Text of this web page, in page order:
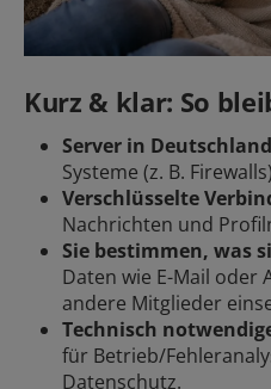
Kurz & klar: So
Server in Deutschland
Systeme (z. B.
Verschlüsselte
Nachrichten und
Sie bestimmen, was
Daten wie E-Mail oder
andere Mitglieder
Technisch
für Betrieb/
Datenschutz.